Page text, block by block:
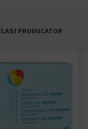
PRODUCATOR